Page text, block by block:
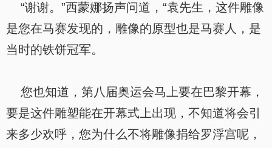
“谢谢。”西蒙娜扬声问道，“袁先生，这件雕像
是您在马赛发现的，雕像的原型也是马赛人，是
当时的铁饼冠军。
您也知道，第八届奥运会马上要在巴黎开幕，
要是这件雕塑能在开幕式上出现，不知道将会引
来多少欢呼，您为什么不将雕像捐给罗浮宫呢，